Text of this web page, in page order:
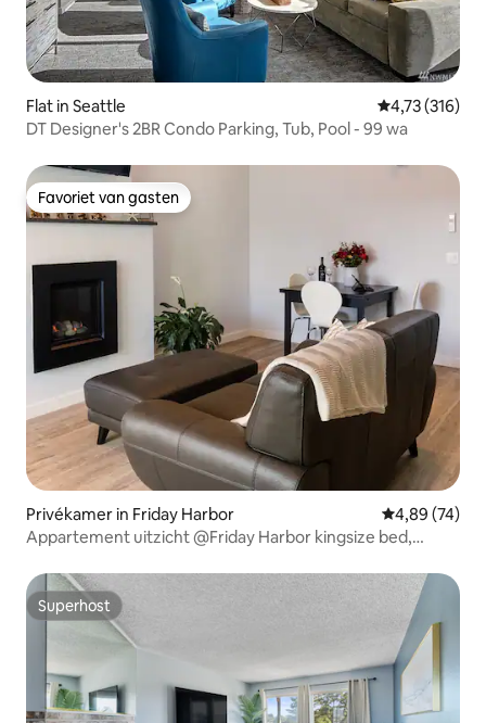
Flat in Seattle Gemiddelde
4,73 (316)
DT Designer's 2BR Condo Parking, Tub, Pool - 99 wa
Favoriet van gasten
Favoriet van gasten
Privékamer in Friday Harbor Gemiddelde
4,89 (74)
Appartement uitzicht @Friday Harbor kingsize bed,
Superhost
Superhost